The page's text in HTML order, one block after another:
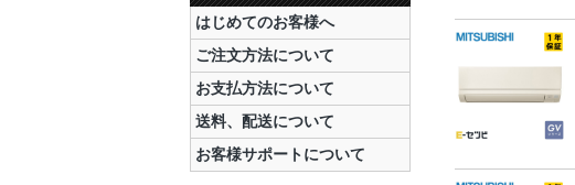
はじめてのお客様へ
ご注文方法について
お支払方法について
送料、配送について
お客様サポートについて